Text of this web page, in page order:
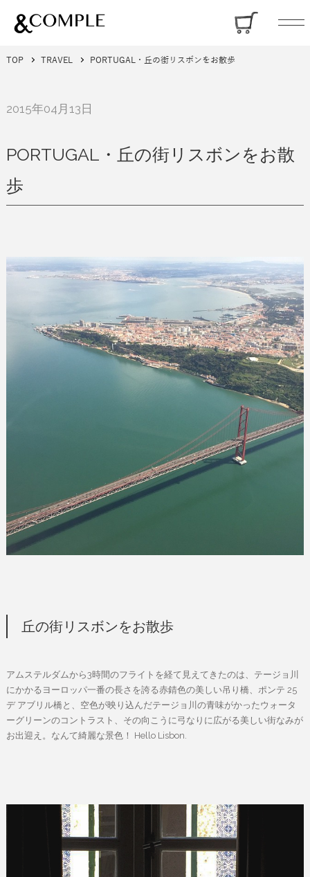
TOP TRAVEL PORTUGAL・丘の街リスボンをお散歩
2015年04月13日
PORTUGAL・丘の街リスボンをお散
歩
丘の街リスボンをお散歩
アムステルダムから3時間のフライトを経て見えてきたのは、テージョ川
にかかるヨーロッパ一番の長さを誇る赤錆色の美しい吊り橋、ポンテ 25
デ アブリル橋と、空色が映り込んだテージョ川の青味がかったウォータ
ーグリーンのコントラスト、その向こうに弓なりに広がる美しい街なみが
お出迎え。なんて綺麗な景色！ Hello Lisbon.